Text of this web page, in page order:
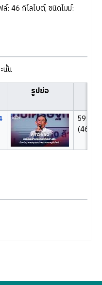
: 46 กิโลไบต์, ชนิดไมม์:
นั้น
รูปย่อ
595 ×
(46 กิโ